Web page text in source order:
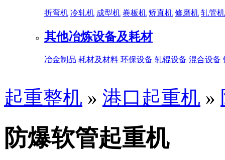
折弯机 冷轧机 成型机 卷板机 矫直机 修磨机 轧管机
其他冶炼设备及耗材
冶金制品 耗材及材料 环保设备 轧辊设备 混合设备
起重整机 » 港口起重机 »
防爆软管起重机